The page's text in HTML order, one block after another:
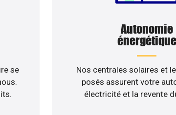
se
Autonomie
énergétique
Nos centrales solaires et
posés assurent votre
électricité et la revente